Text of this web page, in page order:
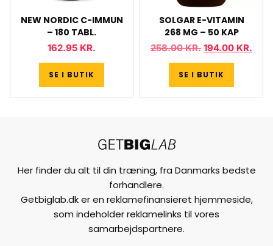
NEW NORDIC C-IMMUN
– 180 TABL.
162.95 KR.
SE I BUTIK
SOLGAR E-VITAMIN
268 MG – 50 KAP
258.00KR. 194.00 KR.
SE I BUTIK
Her finder du alt til din træning, fra Danmarks bedste
forhandlere.
Getbiglab.dk er en reklamefinansieret hjemmeside,
som indeholder reklamelinks til vores
samarbejdspartnere.